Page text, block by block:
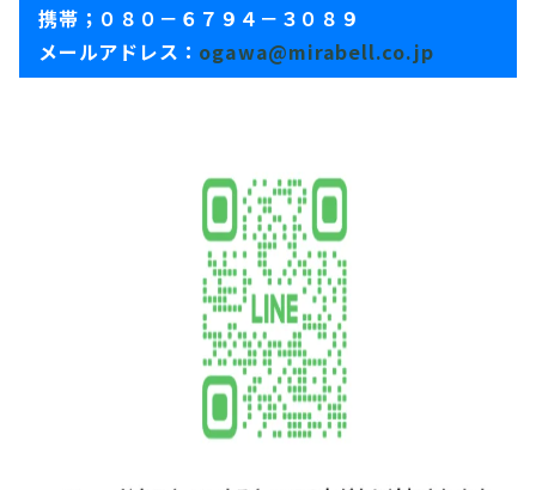
携帯；０８０－６７９４－３０８９
メールアドレス： ogawa@mirabell.co.jp